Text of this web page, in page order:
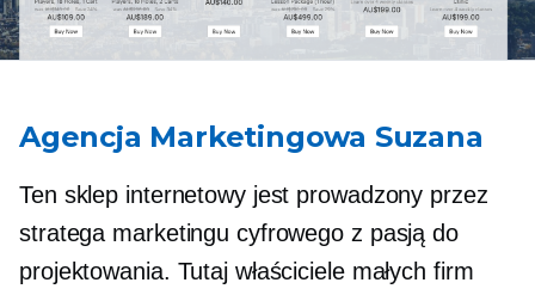
Agencja Marketingowa Suzana
Ten sklep internetowy jest prowadzony przez
stratega marketingu cyfrowego z pasją do
projektowania. Tutaj właściciele małych firm